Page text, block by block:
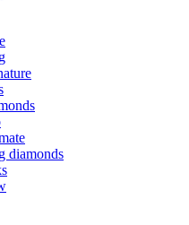
diamonds